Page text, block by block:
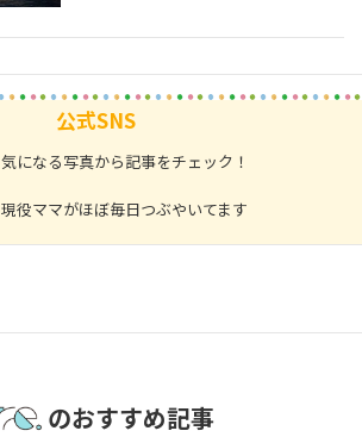
公式SNS
気になる写真から記事をチェック！
現役ママがほぼ毎日つぶやいてます
のおすすめ記事